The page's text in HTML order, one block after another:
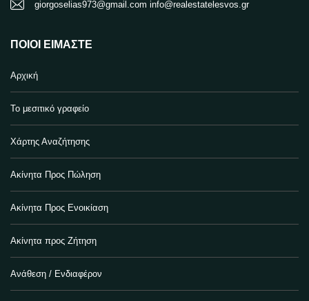
giorgoselias973@gmail.com info@realestatelesvos.gr
ΠΟΙΟΙ ΕΊΜΑΣΤΕ
Αρχική
Το μεσιτικό γραφείο
Χάρτης Αναζήτησης
Ακίνητα Προς Πώληση
Ακίνητα Προς Ενοικίαση
Ακίνητα προς Ζήτηση
Ανάθεση / Ενδιαφέρον